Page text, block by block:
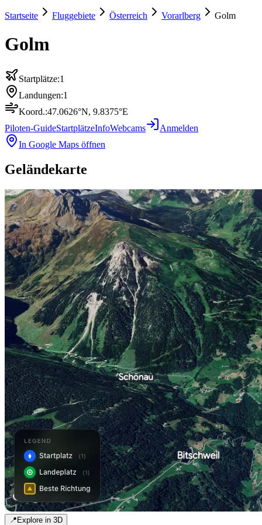
Startseite Fluggebiete Österreich Vorarlberg Golm
Golm
Startplätze:1
Landungen:1
Koord.:47.0626°N, 9.8375°E
Piloten-GuideStartplätzeInfoWebcams
Anmelden
In Google Maps öffnen
Geländekarte
📍Explore in 3D